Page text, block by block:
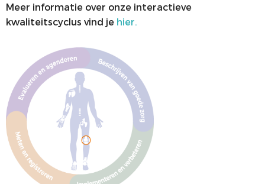
Meer informatie over onze interactieve
kwaliteitscyclus vind je hier.